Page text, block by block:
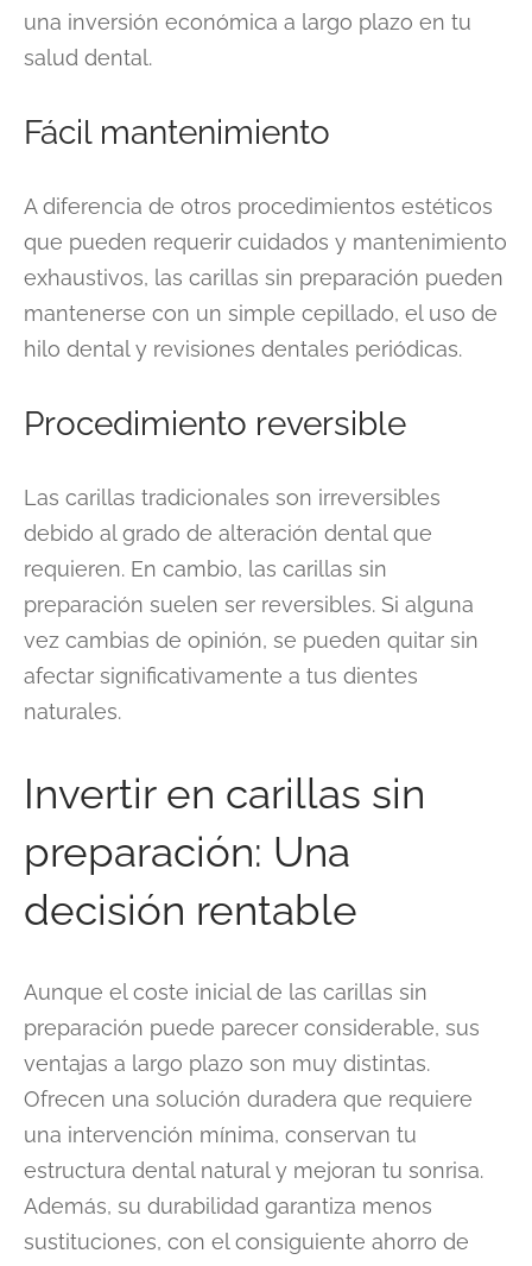
una inversión económica a largo plazo en tu
salud dental.
Fácil mantenimiento
A diferencia de otros procedimientos estéticos
que pueden requerir cuidados y mantenimiento
exhaustivos, las carillas sin preparación pueden
mantenerse con un simple cepillado, el uso de
hilo dental y revisiones dentales periódicas.
Procedimiento reversible
Las carillas tradicionales son irreversibles
debido al grado de alteración dental que
requieren. En cambio, las carillas sin
preparación suelen ser reversibles. Si alguna
vez cambias de opinión, se pueden quitar sin
afectar significativamente a tus dientes
naturales.
Invertir en carillas sin
preparación: Una
decisión rentable
Aunque el coste inicial de las carillas sin
preparación puede parecer considerable, sus
ventajas a largo plazo son muy distintas.
Ofrecen una solución duradera que requiere
una intervención mínima, conservan tu
estructura dental natural y mejoran tu sonrisa.
Además, su durabilidad garantiza menos
sustituciones, con el consiguiente ahorro de